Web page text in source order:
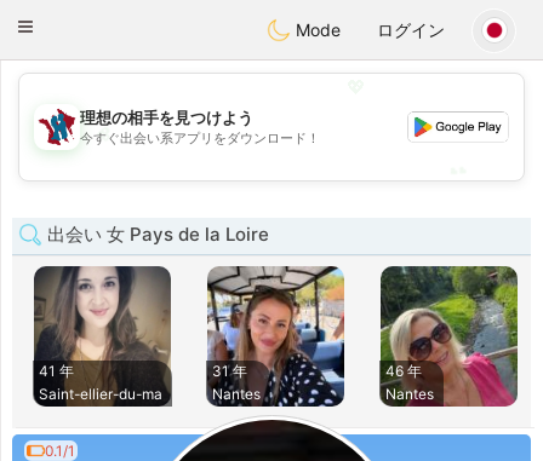
Taimerais
Toggle
Mode ログイン
💖
💕
理想の相手を見つけよう
今すぐ出会い系アプリをダウンロード！
出会い 女 Pays de la Loire
41 年
Saint-ellier-du-ma
31 年
Nantes
46 年
Nantes
0.1/1